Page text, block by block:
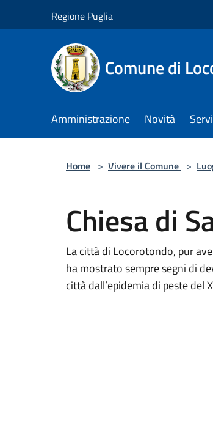
Regione Puglia
Comune di
Amministrazione Novità
Home > Vivere il Comune >
Chiesa di
La città di Locorotondo, pur
ha mostrato sempre segni di
città dall’epidemia di peste del